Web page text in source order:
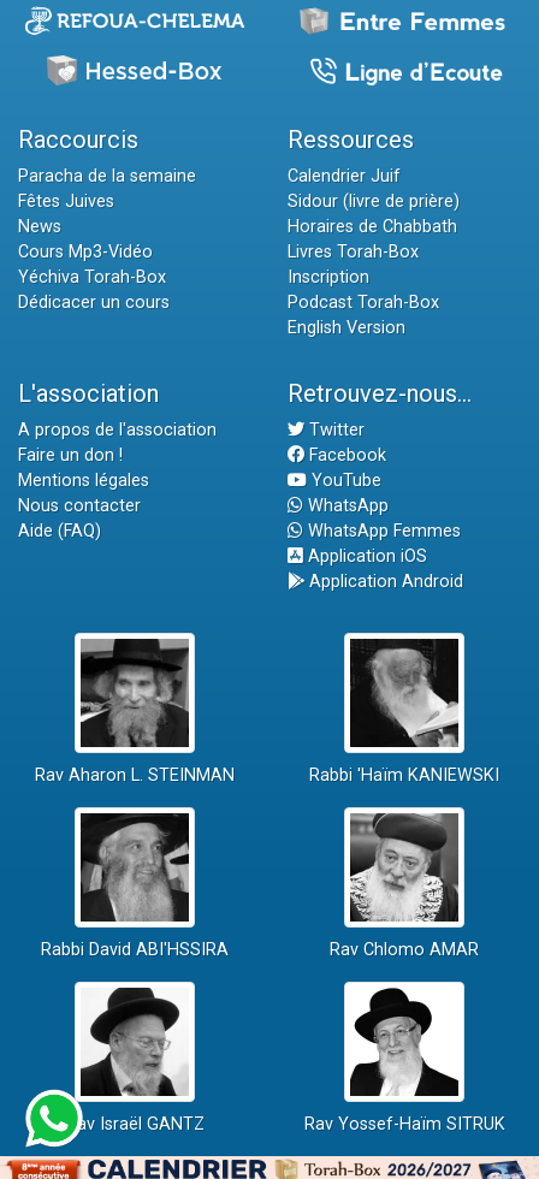
Raccourcis
Paracha de la semaine
Fêtes Juives
News
Cours Mp3-Vidéo
Yéchiva Torah-Box
Dédicacer un cours
Ressources
Calendrier Juif
Sidour (livre de prière)
Horaires de Chabbath
Livres Torah-Box
Inscription
Podcast Torah-Box
English Version
L'association
A propos de l'association
Faire un don !
Mentions légales
Nous contacter
Aide (FAQ)
Retrouvez-nous...
Twitter
Facebook
YouTube
WhatsApp
WhatsApp Femmes
Application iOS
Application Android
Rav Aharon L. STEINMAN Rabbi 'Haïm KANIEWSKI
Rabbi David ABI'HSSIRA Rav Chlomo AMAR
Rav Israël GANTZ Rav Yossef-Haïm SITRUK